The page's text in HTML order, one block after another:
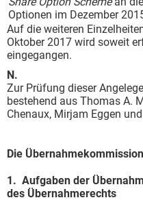
Optionen im Dezember
Auf die weiteren
Oktober 2017 wird soweit
eingegangen.
N.
Zur Prüfung dieser
bestehend aus Thomas A.
Chenaux, Mirjam Eggen
Die
1. Aufgaben der
des Übernahmerechts